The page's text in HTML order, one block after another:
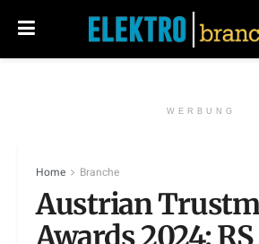
WERBUNG
Home Branche
Austrian
Awards 2024: